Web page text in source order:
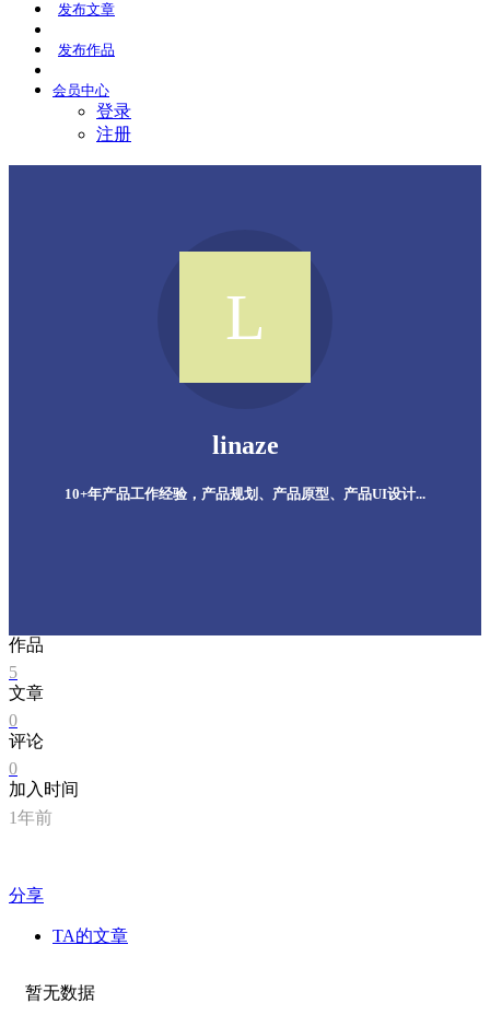
发布文章
发布作品
会员中心
登录
注册
linaze
10+年产品工作经验，产品规划、产品原型、产品UI设计...
作品
5
文章
0
评论
0
加入时间
1年前
分享
TA的文章
暂无数据